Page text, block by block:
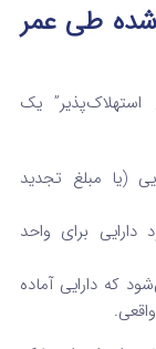
طی عمر
یک
(یا مبلغ تجدید
برای واحد
که دارایی آماده